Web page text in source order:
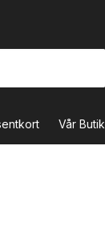
Vår Butik